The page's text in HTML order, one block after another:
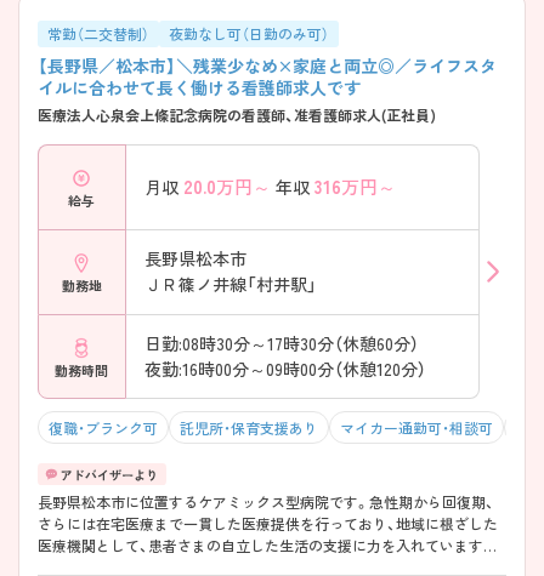
常勤（二交替制） 夜勤なし可（日勤のみ可）
【長野県／松本市】＼残業少なめ×家庭と両立◎／ライフスタ
イルに合わせて長く働ける看護師求人です
医療法人心泉会上條記念病院の看護師、准看護師求人(正社員)
給与
月収 20.0万円～ 年収 316万円～
勤務地
長野県松本市
ＪＲ篠ノ井線「村井駅」
勤務時間
日勤:08時30分～17時30分（休憩60分）
夜勤:16時00分～09時00分（休憩120分）
復職・ブランク可 託児所・保育支援あり マイカー通勤可・相談可
長野県松本市に位置するケアミックス型病院です。急性期から回復期、
さらには在宅医療まで一貫した医療提供を行っており、地域に根ざした
医療機関として、患者さまの自立した生活の支援に力を入れています。